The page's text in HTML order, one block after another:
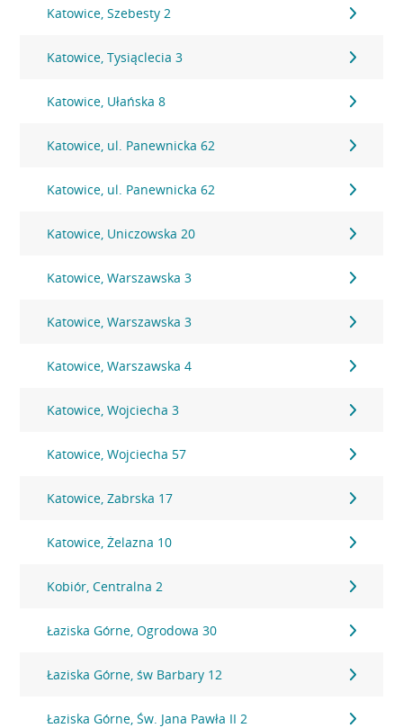
Katowice, Szebesty 2
Katowice, Tysiąclecia 3
Katowice, Ułańska 8
Katowice, ul. Panewnicka 62
Katowice, ul. Panewnicka 62
Katowice, Uniczowska 20
Katowice, Warszawska 3
Katowice, Warszawska 3
Katowice, Warszawska 4
Katowice, Wojciecha 3
Katowice, Wojciecha 57
Katowice, Zabrska 17
Katowice, Żelazna 10
Kobiór, Centralna 2
Łaziska Górne, Ogrodowa 30
Łaziska Górne, św Barbary 12
Łaziska Górne, Św. Jana Pawła II 2